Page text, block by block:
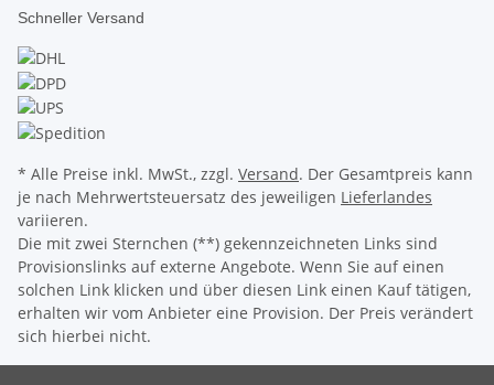
Schneller Versand
* Alle Preise inkl. MwSt., zzgl. Versand. Der Gesamtpreis kann
je nach Mehrwertsteuersatz des jeweiligen Lieferlandes
variieren.
Die mit zwei Sternchen (**) gekennzeichneten Links sind
Provisionslinks auf externe Angebote. Wenn Sie auf einen
solchen Link klicken und über diesen Link einen Kauf tätigen,
erhalten wir vom Anbieter eine Provision. Der Preis verändert
sich hierbei nicht.